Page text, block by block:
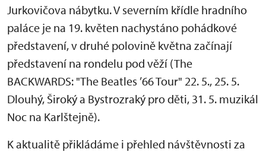
Jurkovičova nábytku. V severním křídle hradního
paláce je na 19. květen nachystáno pohádkové
představení, v druhé polovině května začínají
představení na rondelu pod věží (The
BACKWARDS: "The Beatles ’66 Tour" 22. 5., 25. 5.
Dlouhý, Široký a Bystrozraký pro děti, 31. 5. muzikál
Noc na Karlštejně).
K aktualitě přikládáme i přehled návštěvnosti za